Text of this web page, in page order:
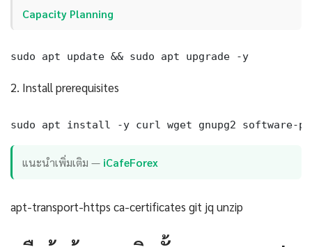
Capacity Planning
sudo apt update && sudo apt upgrade -y
2. Install prerequisites
sudo apt install -y curl wget gnupg2 software-
แนะนำเพิ่มเติม — iCafeForex
apt-transport-https ca-certificates git jq unzip